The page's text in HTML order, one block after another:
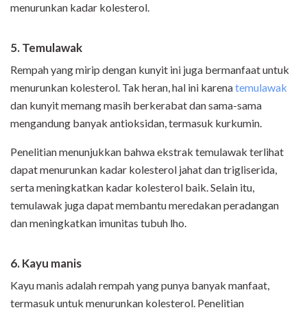
menurunkan kadar kolesterol.
5. Temulawak
Rempah yang mirip dengan kunyit ini juga bermanfaat untuk
menurunkan kolesterol. Tak heran, hal ini karenatemulawak
dan kunyit memang masih berkerabat dan sama-sama
mengandung banyak antioksidan, termasuk kurkumin.
Penelitian menunjukkan bahwa ekstrak temulawak terlihat
dapat menurunkan kadar kolesterol jahat dan trigliserida,
serta meningkatkan kadar kolesterol baik. Selain itu,
temulawak juga dapat membantu meredakan peradangan
dan meningkatkan imunitas tubuh lho.
6. Kayu manis
Kayu manis adalah rempah yang punya banyak manfaat,
termasuk untuk menurunkan kolesterol. Penelitian